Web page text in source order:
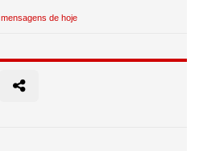
mensagens de hoje